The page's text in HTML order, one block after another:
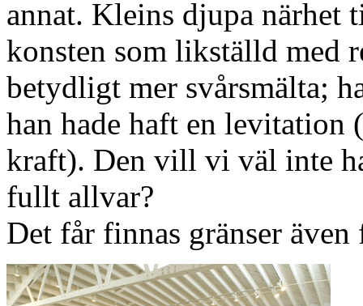
annat. Kleins djupa närhet
konsten som likställd med
betydligt mer svårsmälta;
han hade haft en
kraft). Den vill vi väl inte
fullt allvar?
Det får finnas gränser